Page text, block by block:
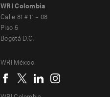
WRI Colombia
Calle 81 # 11 – 08
Piso 5
Bogotá D.C.
Social
menu
WRI México